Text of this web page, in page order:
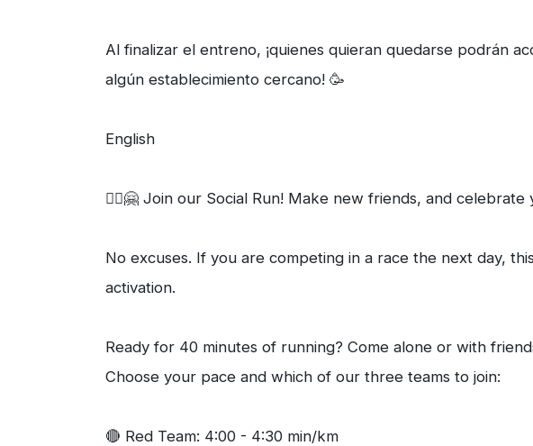
Al finalizar el entreno, ¡quienes quieran quedarse podrán
algún establecimiento cercano! 🥳
English
🏃‍♀️🤗 Join our Social Run! Make new friends, and
No excuses. If you are competing in a race the next day,
activation.
Ready for 40 minutes of running? Come alone or with
Choose your pace and which of our three teams to join:
🔴 Red Team: 4:00 - 4:30 min/km